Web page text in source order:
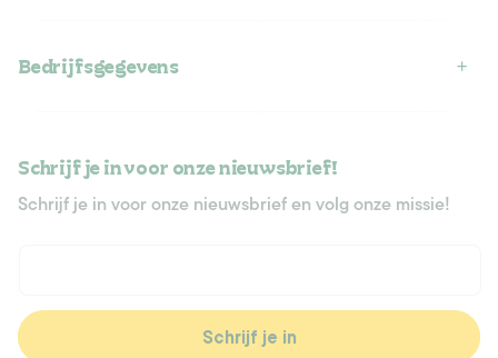
Bedrijfsgegevens
Schrijf je in voor onze nieuwsbrief!
Schrijf je in voor onze nieuwsbrief en volg onze missie!
E‑mail
Schrijf je in